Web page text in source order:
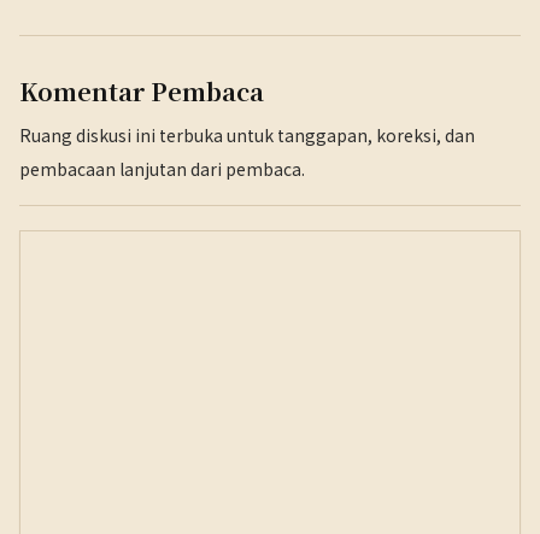
Komentar Pembaca
Ruang diskusi ini terbuka untuk tanggapan, koreksi, dan
pembacaan lanjutan dari pembaca.